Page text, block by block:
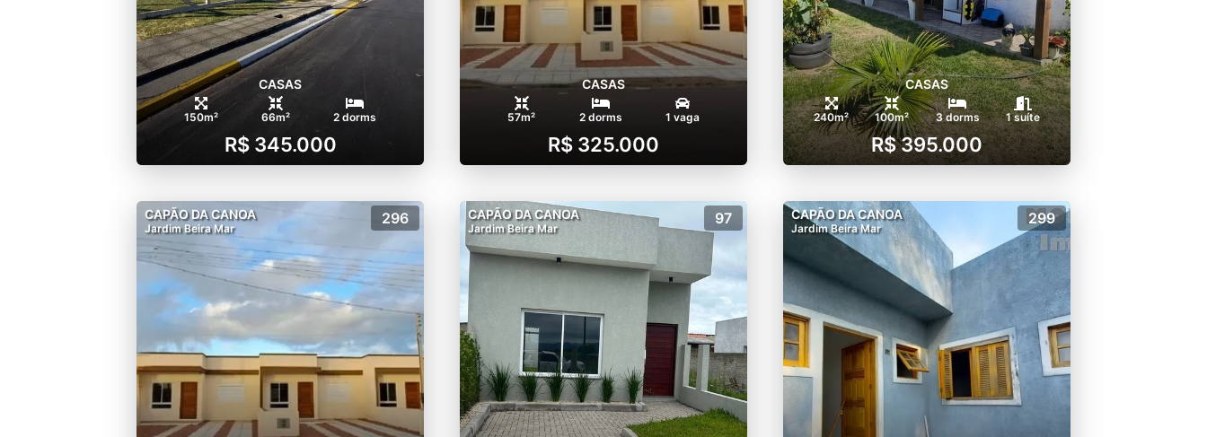
CASAS
150m² 66m² 2 dorms
R$ 345.000
CASAS
57m² 2 dorms 1 vaga
R$ 325.000
CASAS
240m² 100m² 3 dorms 1 suíte
R$ 395.000
CAPÃO DA CANOA
Jardim Beira Mar
296 CAPÃO DA CANOA
Jardim Beira Mar
97 CAPÃO DA CANOA
Jardim Beira Mar
299